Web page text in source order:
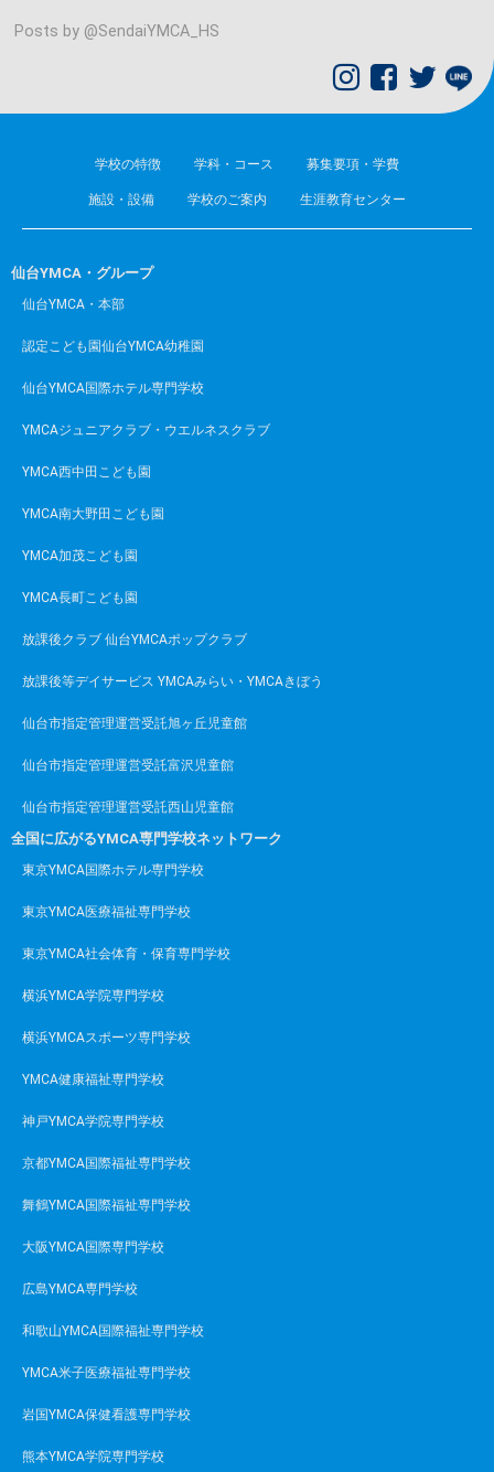
Posts by @SendaiYMCA_HS
学校の特徴 学科・コース 募集要項・学費
施設・設備 学校のご案内 生涯教育センター
仙台YMCA・グループ
仙台YMCA・本部
認定こども園仙台YMCA幼稚園
仙台YMCA国際ホテル専門学校
YMCAジュニアクラブ・ウエルネスクラブ
YMCA西中田こども園
YMCA南大野田こども園
YMCA加茂こども園
YMCA長町こども園
放課後クラブ 仙台YMCAポップクラブ
放課後等デイサービス YMCAみらい・YMCAきぼう
仙台市指定管理運営受託旭ヶ丘児童館
仙台市指定管理運営受託富沢児童館
仙台市指定管理運営受託西山児童館
全国に広がるYMCA専門学校ネットワーク
東京YMCA国際ホテル専門学校
東京YMCA医療福祉専門学校
東京YMCA社会体育・保育専門学校
横浜YMCA学院専門学校
横浜YMCAスポーツ専門学校
YMCA健康福祉専門学校
神戸YMCA学院専門学校
京都YMCA国際福祉専門学校
舞鶴YMCA国際福祉専門学校
大阪YMCA国際専門学校
広島YMCA専門学校
和歌山YMCA国際福祉専門学校
YMCA米子医療福祉専門学校
岩国YMCA保健看護専門学校
熊本YMCA学院専門学校